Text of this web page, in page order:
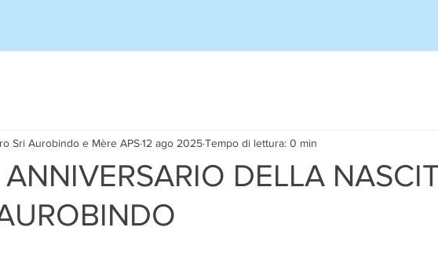
ANNIVERSARIO DELLA
Sri Aurobindo e Mère APS12 ago 2025Tempo di lettura: 0 min